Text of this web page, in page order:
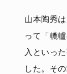
山本陶秀
って「轆
入といっ
した。そ